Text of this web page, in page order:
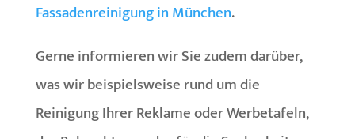
Fassadenreinigung in München.
Gerne informieren wir Sie zudem darüber,
was wir beispielsweise rund um die
Reinigung Ihrer Reklame oder Werbetafeln,